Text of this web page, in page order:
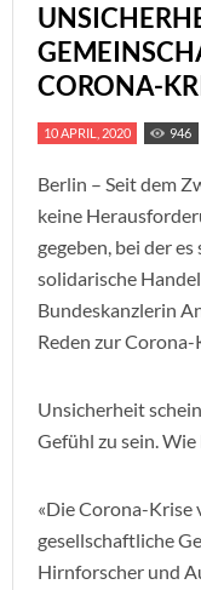
CORONA-
10 APRIL, 2020 946
Berlin – Seit dem
keine
gegeben, bei der
solidarische
Bundeskanzlerin
Reden zur Corona-
Unsicherheit
Gefühl zu sein.
«Die Corona-Krise
gesellschaftliche
Hirnforscher und